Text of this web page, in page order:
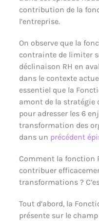
contribution de la
l’entreprise.
On observe que la
contrainte de limiter
déclinaison RH en
dans le contexte
essentiel que la
amont de la stratégie
pour adresser les 6
transformation des
dans un précédent
Comment la fonction
contribuer
transformations ?
Tout d’abord, la
présente sur le